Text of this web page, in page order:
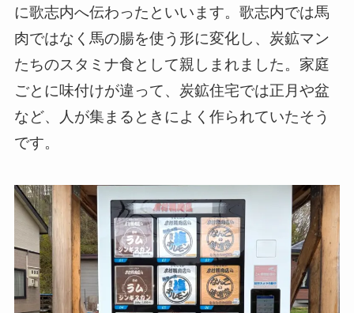
に歌志内へ伝わったといいます。歌志内では馬
肉ではなく馬の腸を使う形に変化し、炭鉱マン
たちのスタミナ食として親しまれました。家庭
ごとに味付けが違って、炭鉱住宅では正月や盆
など、人が集まるときによく作られていたそう
です。